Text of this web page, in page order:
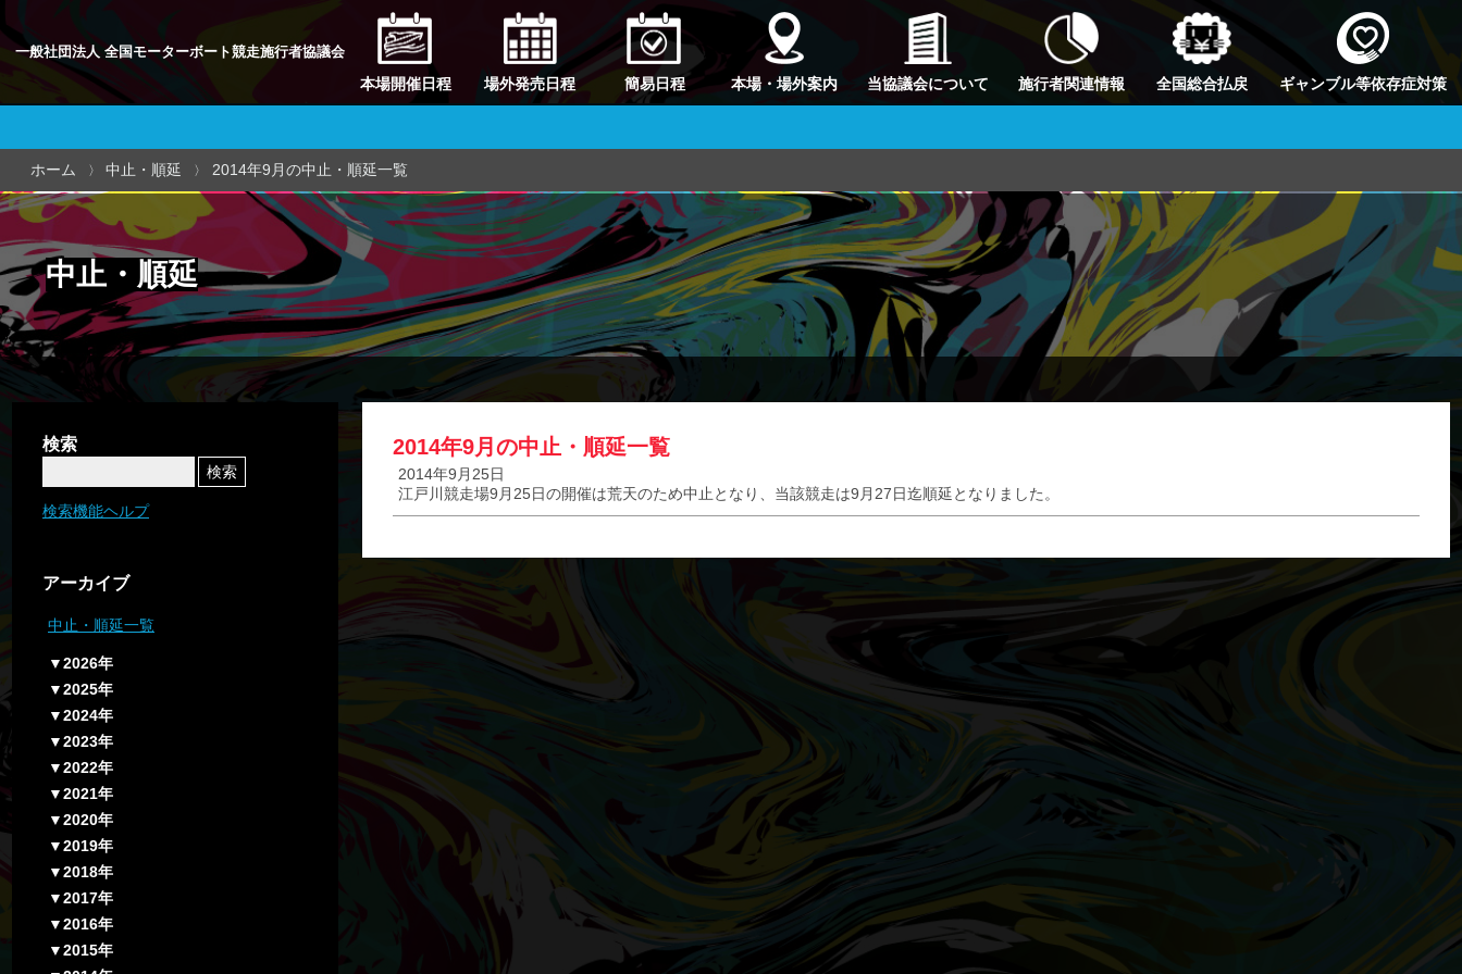
一般社団法人 全国モーターボート競走施行者協議会
本場開催日程 場外発売日程 簡易日程 本場・場外案内 当協議会について 施行者関連情報 全国総合払戻 ギャンブル等依存症対策
中止・順延
ホーム 中止・順延 2014年9月の中止・順延一覧
検索
検索機能ヘルプ
アーカイブ
中止・順延一覧
▼2026年
▼2025年
▼2024年
▼2023年
▼2022年
▼2021年
▼2020年
▼2019年
▼2018年
▼2017年
▼2016年
▼2015年
2014年9月の中止・順延一覧
2014年9月25日
江戸川競走場9月25日の開催は荒天のため中止となり、当該競走は9月27日迄順延となりました。